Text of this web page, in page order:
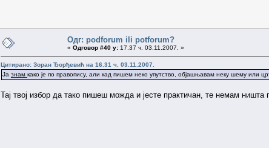
Одг: podforum ili potforum?
« Одговор #40 у: 17.37 ч. 03.11.2007. »
Цитирано: Зоран Ђорђевић на 16.31 ч. 03.11.2007.
Ја знам како је по правопису, али кад пишем неко упутство, објашњавам неку шему или
Тај твој избор да тако пишеш можда и јесте практичан, те немам